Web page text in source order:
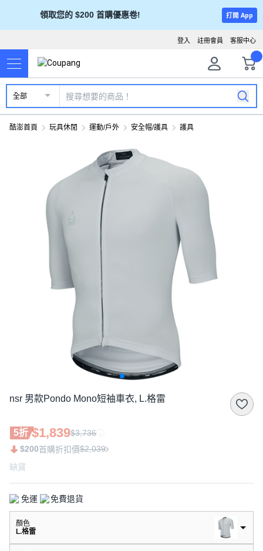
領取您的 $200 首購優惠卷! 打開 App
客服中心
註冊會員
登入
全部
酷澎首頁 玩具休閒 運動/戶外 安全帽/護具 護具
nsr 男款Pondo Mono短袖車衣, L.格雷
5折 $1,839$3,736
$200首購折扣價$2,039
缺貨
免運 免費退貨
顏色
L.格雷